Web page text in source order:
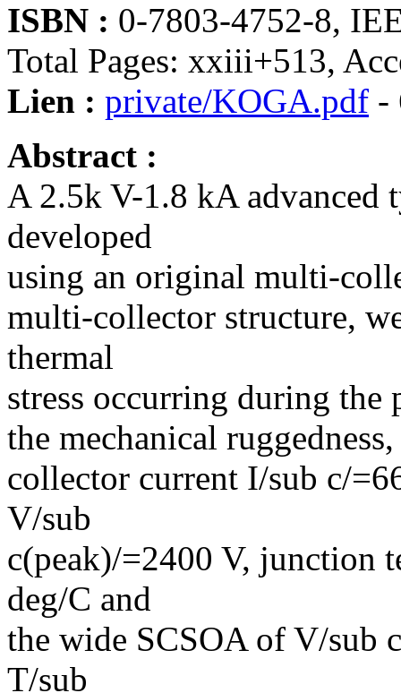
ISBN : 0-7803-4752-8,
Total Pages: xxiii+513,
Lien : private/KOGA.pdf -
Abstract :
A 2.5k V-1.8 kA advanced
developed
using an original multi-
multi-collector structure,
thermal
stress occurring during
the mechanical
collector current I/sub c/
V/sub
c(peak)/=2400 V, junction
deg/C and
the wide SCSOA of V/sub
T/sub